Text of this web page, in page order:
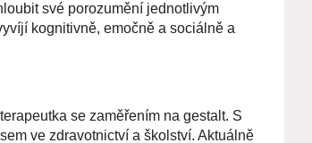
své porozumění jednotlivým
kognitivně, emočně a sociálně a
se zaměřením na gestalt. S
ve zdravotnictví a školství. Aktuálně